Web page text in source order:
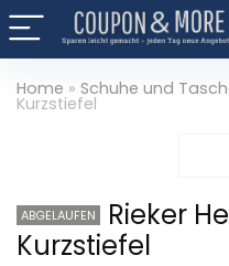
Home » Schuhe und
Kurzstiefel
ABGELAUFEN
Rieker
Kurzstiefel